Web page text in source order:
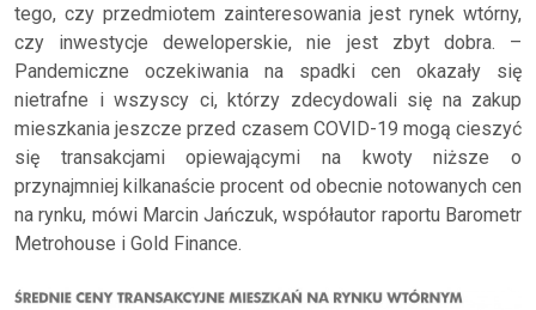
tego, czy przedmiotem zainteresowania jest rynek wtórny,
czy inwestycje deweloperskie, nie jest zbyt dobra. –
Pandemiczne oczekiwania na spadki cen okazały się
nietrafne i wszyscy ci, którzy zdecydowali się na zakup
mieszkania jeszcze przed czasem COVID-19 mogą cieszyć
się transakcjami opiewającymi na kwoty niższe o
przynajmniej kilkanaście procent od obecnie notowanych cen
na rynku, mówi Marcin Jańczuk, współautor raportu Barometr
Metrohouse i Gold Finance.